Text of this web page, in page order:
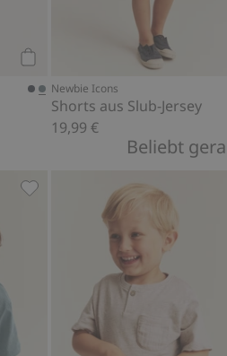
Newbie Icons
Shorts aus Slub-Jersey
19,99 €
Beliebt
Zu Favoriten hinzufügen
T-Shirt aus Slub-Jersey mit